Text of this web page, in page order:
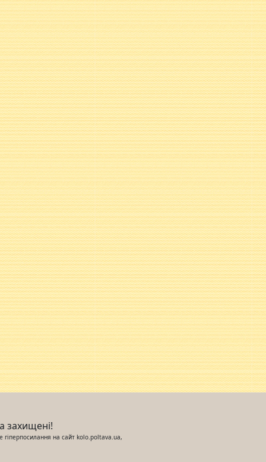
захищені!
гіперпосилання на сайт kolo.poltava.ua,